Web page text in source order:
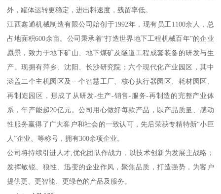
外，罐体运转更稳定，进出料速度，残留率低。
江西鑫通机械制造有限公司始创于1992年，现有员工1100余人，总
占地面积600余亩。公司秉承着“打造世界地下工程机械百年”的企业
愿景，致力于地下矿山、地下煤矿及隧道工程成套装备的研发与生
产。现拥有萍乡、沈阳、长沙研究院；六个现代化产业园区，其中
涵盖二个主机园区及一个智慧工厂、核心执行器园区、耗材园区、
再制造园区，形成了从研发-生产-销售-服务-再制造的完整产业体
系，年产能超20亿元。公司用心做好每款产品，以产品质量、感动
性服务赢得了广大客户和社会的一致认可，先后荣获专精特新“小巨
人”企业、等称号，拥有300余项企业。
公司将持续引进人才,优化团队作战力，以技术创新为发展主战略；
发挥敏锐、狼性、迅变的企业作风，聚焦品质，打造强势，为客户
提供更、更智能、更绿色的产品及服务。